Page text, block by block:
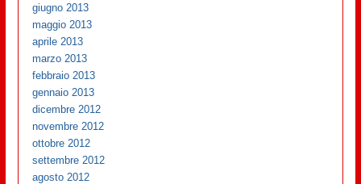
giugno 2013
maggio 2013
aprile 2013
marzo 2013
febbraio 2013
gennaio 2013
dicembre 2012
novembre 2012
ottobre 2012
settembre 2012
agosto 2012